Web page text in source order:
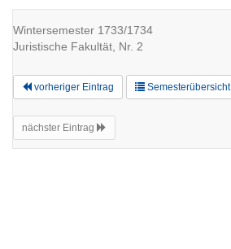
Wintersemester 1733/1734
Juristische Fakultät, Nr. 2
vorheriger Eintrag Semesterübersicht
nächster Eintrag